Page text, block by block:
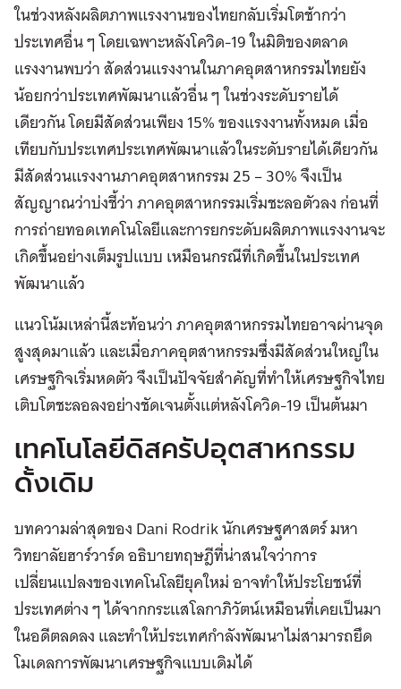
ในช่วงหลังผลิตภาพแรงงานของไทยกลับเริ่มโตช้ากว่า
ประเทศอื่น ๆ โดยเฉพาะหลังโควิด-19 ในมิติของตลาด
แรงงานพบว่า สัดส่วนแรงงานในภาคอุตสาหกรรมไทยยัง
น้อยกว่าประเทศพัฒนาแล้วอื่น ๆ ในช่วงระดับรายได้
เดียวกัน โดยมีสัดส่วนเพียง 15% ของแรงงานทั้งหมด เมื่อ
เทียบกับประเทศประเทศพัฒนาแล้วในระดับรายได้เดียวกัน
มีสัดส่วนแรงงานภาคอุตสาหกรรม 25 – 30% จึงเป็น
สัญญาณว่าบ่งชี้ว่า ภาคอุตสาหกรรมเริ่มชะลอตัวลง ก่อนที่
การถ่ายทอดเทคโนโลยีและการยกระดับผลิตภาพแรงงานจะ
เกิดขึ้นอย่างเต็มรูปแบบ เหมือนกรณีที่เกิดขึ้นในประเทศ
พัฒนาแล้ว
แนวโน้มเหล่านี้สะท้อนว่า ภาคอุตสาหกรรมไทยอาจผ่านจุด
สูงสุดมาแล้ว และเมื่อภาคอุตสาหกรรมซึ่งมีสัดส่วนใหญ่ใน
เศรษฐกิจเริ่มหดตัว จึงเป็นปัจจัยสำคัญที่ทำให้เศรษฐกิจไทย
เติบโตชะลอลงอย่างชัดเจนตั้งแต่หลังโควิด-19 เป็นต้นมา
เทคโนโลยีดิสครัปอุตสาหกรรม
ดั้งเดิม
บทความล่าสุดของ Dani Rodrik นักเศรษฐศาสตร์ มหา
วิทยาลัยฮาร์วาร์ด อธิบายทฤษฎีที่น่าสนใจว่าการ
เปลี่ยนแปลงของเทคโนโลยียุคใหม่ อาจทำให้ประโยชน์ที่
ประเทศต่าง ๆ ได้จากกระแสโลกาภิวัตน์เหมือนที่เคยเป็นมา
ในอดีตลดลง และทำให้ประเทศกำลังพัฒนาไม่สามารถยึด
โมเดลการพัฒนาเศรษฐกิจแบบเดิมได้